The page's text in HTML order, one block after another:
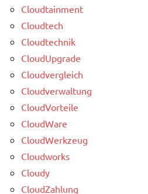
Cloudtainment
Cloudtech
Cloudtechnik
CloudUpgrade
Cloudvergleich
Cloudverwaltung
CloudVorteile
CloudWare
CloudWerkzeug
Cloudworks
Cloudy
CloudZahlung